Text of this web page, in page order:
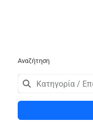
Αναζήτηση